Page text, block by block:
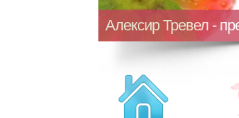
Алексир Тревел -